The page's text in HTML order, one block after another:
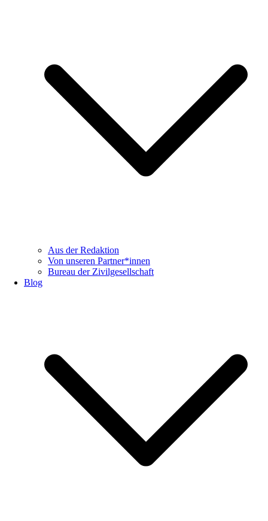
Aus der Redaktion
Von unseren Partner*innen
Bureau der Zivilgesellschaft
Blog